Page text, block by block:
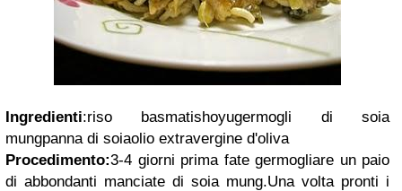
Ingredienti:riso basmatishoyugermogli di soia
mungpanna di soiaolio extravergine d'oliva
Procedimento:3-4 giorni prima fate germogliare un paio
di abbondanti manciate di soia mung.Una volta pronti i